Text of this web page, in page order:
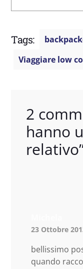
Tags:
Viaggiare low
2
hanno
relativo
23 Ottobre
bellissimo
quando